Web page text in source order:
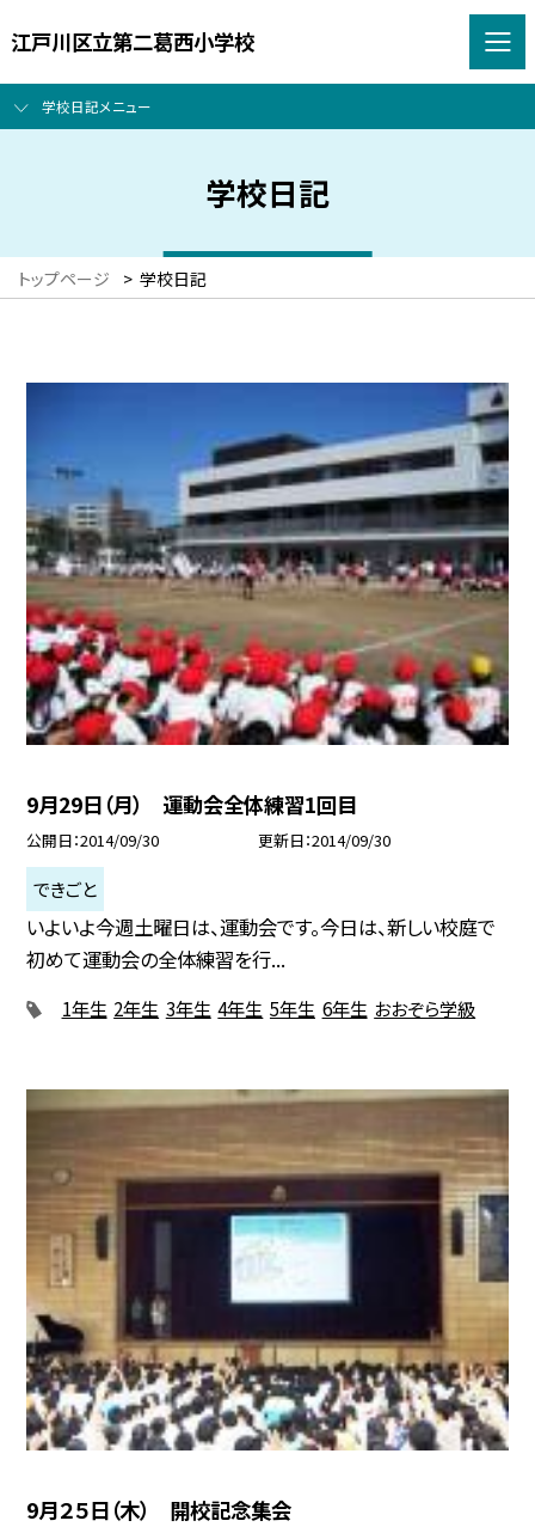
江戸川区立第二葛西小学校
学校日記メニュー
学校日記
トップページ > 学校日記
9月29日（月） 運動会全体練習1回目
公開日 2014/09/30 更新日 2014/09/30
できごと
いよいよ今週土曜日は、運動会です。今日は、新しい校庭で
初めて運動会の全体練習を行...
1年生 2年生 3年生 4年生 5年生 6年生 おおぞら学級
9月２５日（木） 開校記念集会